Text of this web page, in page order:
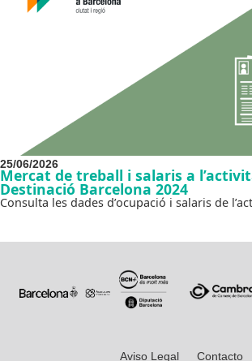
25/06/2026
Mercat de treball i salaris a
Destinació Barcelona 2024
Consulta les dades d’ocupació i salaris de
Aviso Legal Contacto